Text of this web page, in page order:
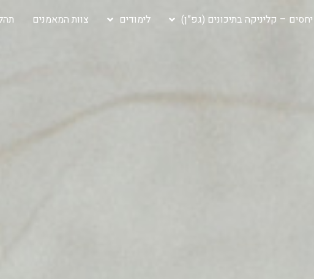
יחסים – קליניקה בתיכונים (גפ”ן) לימודים צוות המאמנים